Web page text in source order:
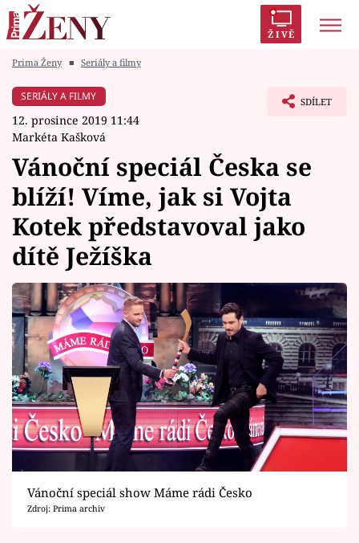
ŽIVĚ
Módní alarm
Témata
Celebrity
Vztahy
Seriály
Horoskopy
Sledujte prima+
Filmový festival Karlovy Vary
Prima Ženy ■ Seriály a filmy
SERIÁLY A FILMY
12. prosince 2019 11:44
Markéta Kašková
SDÍLET
Vánoční speciál Česka se
blíží! Víme, jak si Vojta
Kotek představoval jako
dítě Ježíška
Vánoční speciál show Máme rádi Česko
Zdroj: Prima archiv